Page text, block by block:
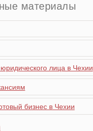
материалы
лица в Чехии
бизнес в Чехии